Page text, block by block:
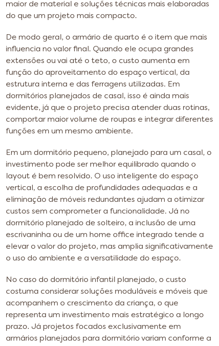
maior de material e soluções técnicas mais elaboradas
do que um projeto mais compacto.
De modo geral, o armário de quarto é o item que mais
influencia no valor final. Quando ele ocupa grandes
extensões ou vai até o teto, o custo aumenta em
função do aproveitamento do espaço vertical, da
estrutura interna e das ferragens utilizadas. Em
dormitórios planejados de casal, isso é ainda mais
evidente, já que o projeto precisa atender duas rotinas,
comportar maior volume de roupas e integrar diferentes
funções em um mesmo ambiente.
Em um dormitório pequeno, planejado para um casal, o
investimento pode ser melhor equilibrado quando o
layout é bem resolvido. O uso inteligente do espaço
vertical, a escolha de profundidades adequadas e a
eliminação de móveis redundantes ajudam a otimizar
custos sem comprometer a funcionalidade. Já no
dormitório planejado de solteiro, a inclusão de uma
escrivaninha ou de um home office integrado tende a
elevar o valor do projeto, mas amplia significativamente
o uso do ambiente e a versatilidade do espaço.
No caso do dormitório infantil planejado, o custo
costuma considerar soluções moduláveis e móveis que
acompanhem o crescimento da criança, o que
representa um investimento mais estratégico a longo
prazo. Já projetos focados exclusivamente em
armários planejados para dormitório variam conforme a